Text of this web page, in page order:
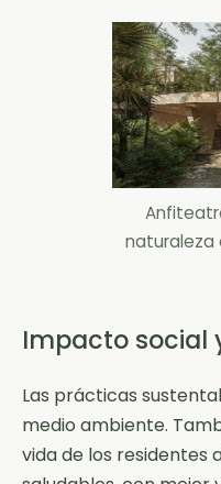
naturaleza
Impacto social
Las prácticas
medio ambiente.
vida de los residentes